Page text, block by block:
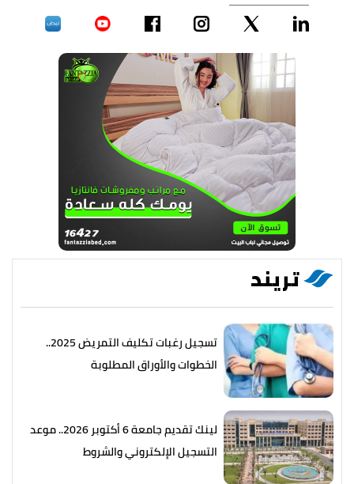
تريند
تسجيل رغبات تكليف التمريض 2025..
الخطوات والأوراق المطلوبة
لينك تقديم جامعة 6 أكتوبر 2026.. موعد
التسجيل الإلكتروني والشروط